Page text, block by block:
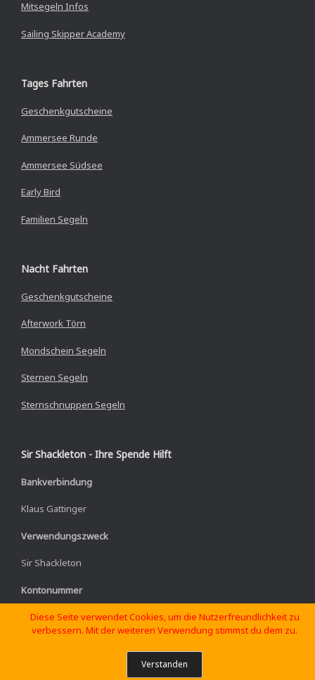
Mitsegeln Infos
Sailing Skipper Academy
Tages Fahrten
Geschenkgutscheine
Ammersee Runde
Ammersee Südsee
Early Bird
Familien Segeln
Nacht Fahrten
Geschenkgutscheine
Afterwork Törn
Mondschein Segeln
Sternen Segeln
Sternschnuppen Segeln
Sir Shackleton - Ihre Spende Hilft
Bankverbindung
Klaus Gattinger
Verwendungszweck
Sir Shackleton
Kontonummer
IBAN: DE02 3101 0833 9910 4543 19
Theme bySiteOrigin
Diese Seite verwendet Cookies, um die Nutzerfreundlichkeit zu
verbessern. Mit der weiteren Verwendung stimmst du dem zu.
Verstanden